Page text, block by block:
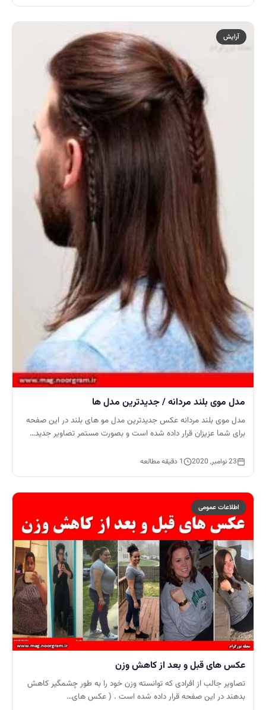
آرایش
مدل موی بلند مردانه / جدیدترین مدل ها
مدل موی بلند مردانه عکس جدیدترین مدل مو های بلند در این صفحه
برای شما عزیزان قرار داده شده است و بصورت مستمر تصاویر جدید…
23 نوامبر, 2020 1 دقیقه مطالعه
اطلاعات عمومی
عکس های قبل و بعد از کاهش وزن
تصاویر جالب از افرادی که توانسته وزن خود را به طور چشمگیر کاهش
بدهند در این صفحه قرار داده شده است . ( عکس های…